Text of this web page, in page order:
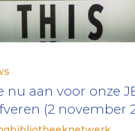
Friesland
(6
2024)"
nu aan voor onze
(2 november